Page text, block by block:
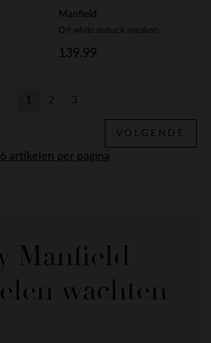
Manfield
Off white nubuck sneakers
139.99
per pagina
1 2 3
VOLGENDE
Manfield
wachten